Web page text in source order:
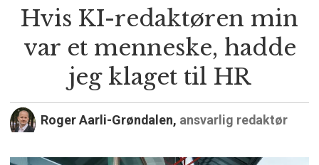
Hvis KI-redaktøren min
var et menneske, hadde
jeg klaget til HR
Roger Aarli-Grøndalen, ansvarlig redaktør